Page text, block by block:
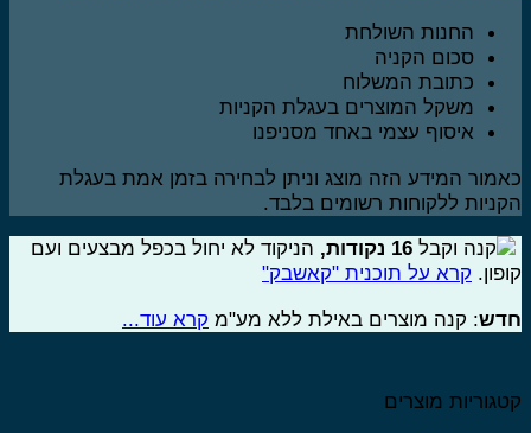
החנות השולחת
סכום הקניה
כתובת המשלוח
משקל המוצרים בעגלת הקניות
איסוף עצמי באחד מסניפנו
המידע הזה מוצג וניתן לבחירה בזמן אמת בעגלת
ללקוחות רשומים בלבד.
קנה וקבל16 נקודות,הניקוד לא יחול בכפל מבצעים ועם
קרא על תוכנית "קאשבק"
: קנה מוצרים באילת ללא מע"מקרא עוד...
מוצרים